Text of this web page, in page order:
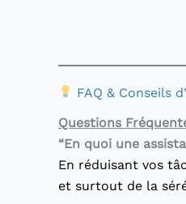
FAQ & Conseils
Questions
“En quoi une
En réduisant vos
et surtout de la